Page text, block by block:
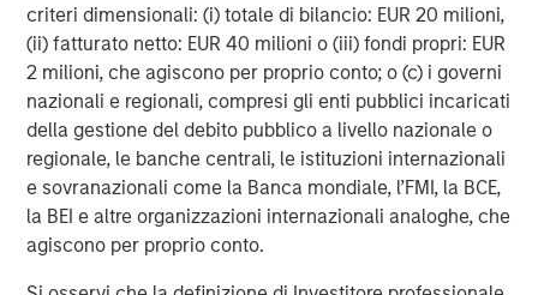
criteri dimensionali: (i) totale di bilancio: EUR 20 milioni,
(ii) fatturato netto: EUR 40 milioni o (iii) fondi propri: EUR
2 milioni, che agiscono per proprio conto; o (c) i governi
nazionali e regionali, compresi gli enti pubblici incaricati
della gestione del debito pubblico a livello nazionale o
regionale, le banche centrali, le istituzioni internazionali
e sovranazionali come la Banca mondiale, l’FMI, la BCE,
la BEI e altre organizzazioni internazionali analoghe, che
agiscono per proprio conto.
services firm providing a wide range of investment
banking, securities, wealth management and investment
management services. With offices in more than 43
countries, the Firm's employees serve clients worldwide
including corporations, governments, institutions and
individuals. For further information about Morgan Stanley,
please visitwww.morganstanley.com.
Morgan Stanley Capital Partners